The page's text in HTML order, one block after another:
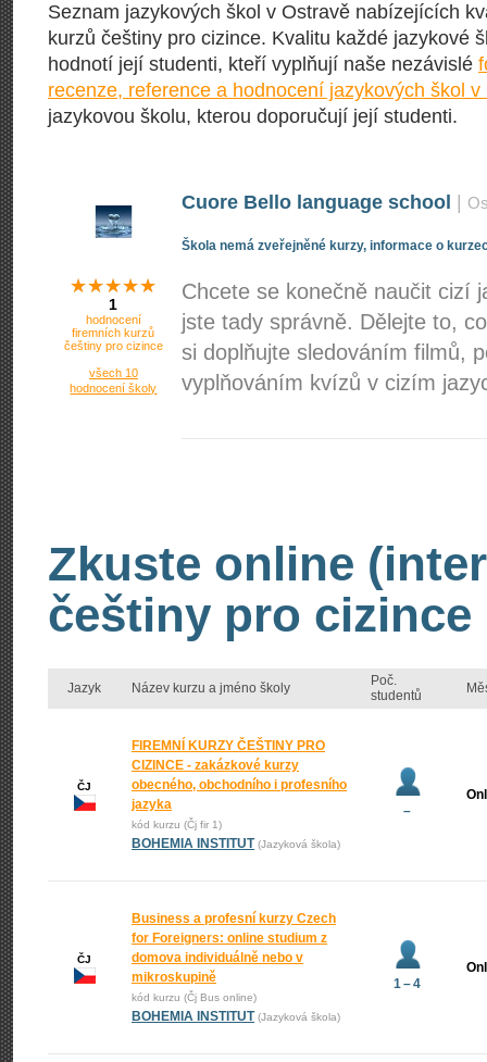
Seznam jazykových škol v Ostravě nabízejících
kurzů češtiny pro cizince. Kvalitu každé jazykové
hodnotí její studenti, kteří vyplňují naše nezávislé
recenze, reference a hodnocení jazykových škol v
jazykovou školu, kterou doporučují její studenti.
Cuore Bello language school
Škola nemá zveřejněné kurzy, informace o
1
hodnocení
firemních kurzů
češtiny pro cizince
všech 10
hodnocení školy
Chcete se konečně naučit cizí
jste tady správně. Dělejte to,
si doplňujte sledováním filmů,
vyplňováním kvízů v cizím
Zkuste online
češtiny pro cizince
Jazyk Název kurzu a jméno školy
Poč.
studentů
ČJ
FIREMNÍ KURZY ČEŠTINY PRO
CIZINCE - zakázkové kurzy
obecného, obchodního i profesního
jazyka
kód kurzu (Čj fir 1)
BOHEMIA INSTITUT (Jazyková škola)
–
ČJ
Business a profesní kurzy Czech
for Foreigners: online studium z
domova individuálně nebo v
mikroskupině
kód kurzu (Čj Bus online)
BOHEMIA INSTITUT (Jazyková škola)
1 – 4